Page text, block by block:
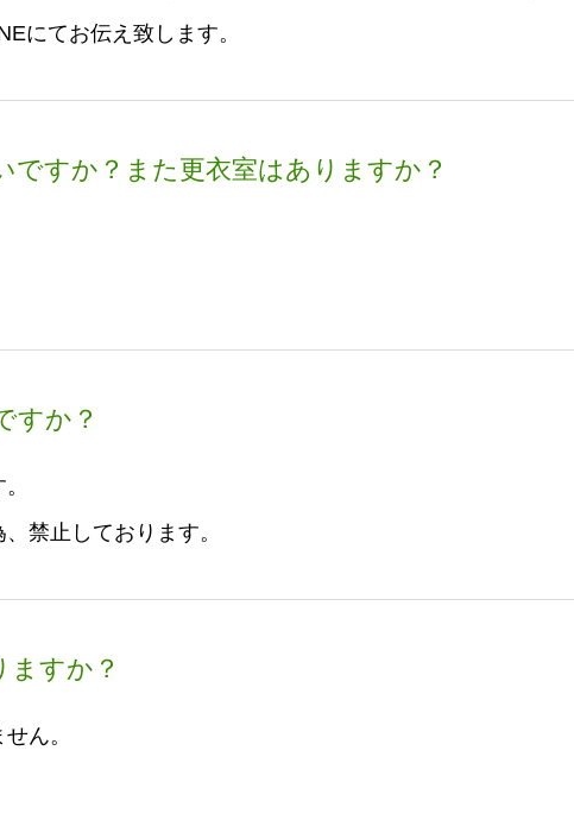
にてお伝え致します。
ですか？また更衣室はありますか？
すか？
禁止しております。
ますか？
ん。